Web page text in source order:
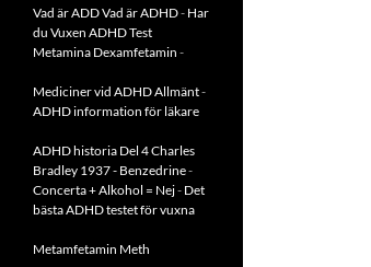
Vad är ADDVad är ADHD- Har
du Vuxen ADHD Test
Metamina Dexamfetamin -
Mediciner vid ADHD Allmänt-
ADHD information för läkare
ADHD historia Del 4 Charles
Bradley 1937 - Benzedrine-
Concerta + Alkohol = Nej- Det
bästa ADHD testet för vuxna
Metamfetamin Meth